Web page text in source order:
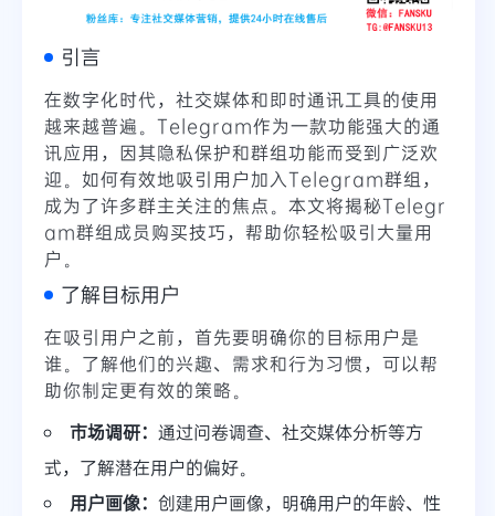
引言
在数字化时代，社交媒体和即时通讯工具的使用
越来越普遍。Telegram作为一款功能强大的通
讯应用，因其隐私保护和群组功能而受到广泛欢
迎。如何有效地吸引用户加入Telegram群组，
成为了许多群主关注的焦点。本文将揭秘Telegr
am群组成员购买技巧，帮助你轻松吸引大量用
户。
了解目标用户
在吸引用户之前，首先要明确你的目标用户是
谁。了解他们的兴趣、需求和行为习惯，可以帮
助你制定更有效的策略。
市场调研： 通过问卷调查、社交媒体分析等方
式，了解潜在用户的偏好。
用户画像： 创建用户画像，明确用户的年龄、性